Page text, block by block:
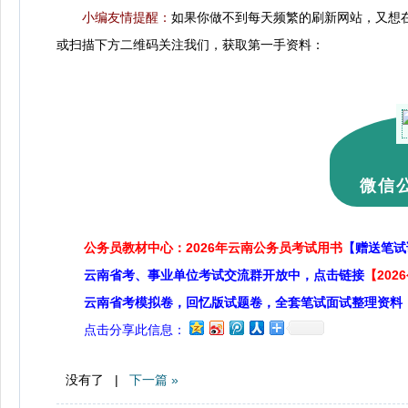
小编友情提醒： 如果你做不到每天频繁的刷新网站，又想
或扫描下方二维码关注我们，获取第一手资料：
微信
公务员教材中心：2026年云南公务员考试用书 【赠送笔
云南省考、事业单位考试交流群开放中，点击链接 【
云南省考模拟卷，回忆版试题卷，全套笔试面试整理资料
点击分享此信息：
没有了 | 下一篇 »